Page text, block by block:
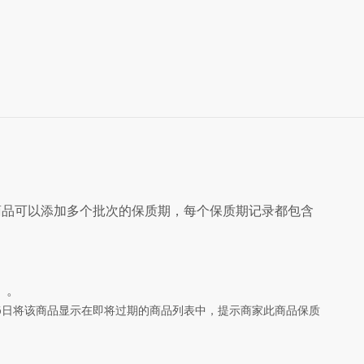
可以添加多个批次的保质期，每个保质期记录都包含
将该商品显示在即将过期的商品列表中，提示商家此商品保质